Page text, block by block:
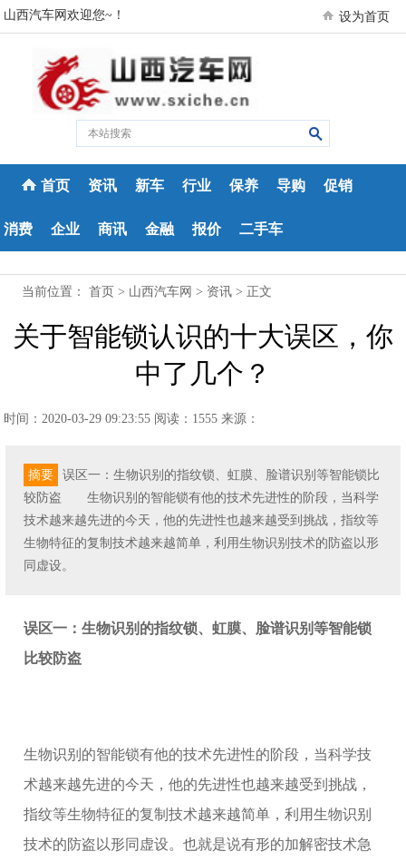
山西汽车网欢迎您~！ 设为首页
首页 资讯 新车 行业 保养 导购 促销
消费 企业 商讯 金融 报价 二手车
当前位置：首页 > 山西汽车网 > 资讯 > 正文
关于智能锁认识的十大误区，你
中了几个？
时间：2020-03-29 09:23:55 阅读：1555 来源：
摘要
误区一：生物识别的指纹锁、虹膜、脸谱识别等智能锁比
较防盗 生物识别的智能锁有他的技术先进性的阶段，当科学
技术越来越先进的今天，他的先进性也越来越受到挑战，指纹等
生物特征的复制技术越来越简单，利用生物识别技术的防盗以形
同虚设。
误区一：生物识别的指纹锁、虹膜、脸谱识别等智能锁
比较防盗
生物识别的智能锁有他的技术先进性的阶段，当科学技
术越来越先进的今天，他的先进性也越来越受到挑战，
指纹等生物特征的复制技术越来越简单，利用生物识别
技术的防盗以形同虚设。也就是说有形的加解密技术急